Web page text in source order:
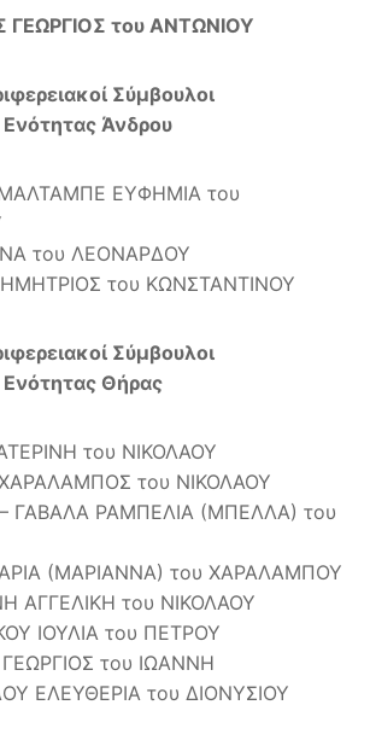
του ΑΝΤΩΝΙΟΥ
Σύμβουλοι
Ενότητας Άνδρου
ΕΥΦΗΜΙΑ του
του ΛΕΟΝΑΡΔΟΥ
του ΚΩΝΣΤΑΝΤΙΝΟΥ
Σύμβουλοι
Ενότητας Θήρας
του ΝΙΚΟΛΑΟΥ
του ΝΙΚΟΛΑΟΥ
ΓΑΒΑΛΑ ΡΑΜΠΕΛΙΑ (ΜΠΕΛΛΑ) του
(ΜΑΡΙΑΝΝΑ) του ΧΑΡΑΛΑΜΠΟΥ
ΑΓΓΕΛΙΚΗ του ΝΙΚΟΛΑΟΥ
ΙΟΥΛΙΑ του ΠΕΤΡΟΥ
του ΙΩΑΝΝΗ
ΕΛΕΥΘΕΡΙΑ του ΔΙΟΝΥΣΙΟΥ